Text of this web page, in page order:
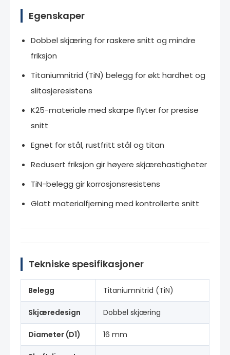
Egenskaper
Dobbel skjæring for raskere snitt og mindre
friksjon
Titaniumnitrid (TiN) belegg for økt hardhet og
slitasjeresistens
K25-materiale med skarpe flyter for presise
snitt
Egnet for stål, rustfritt stål og titan
Redusert friksjon gir høyere skjærehastigheter
TiN-belegg gir korrosjonsresistens
Glatt materialfjerning med kontrollerte snitt
Tekniske spesifikasjoner
Belegg Titaniumnitrid (TiN)
Skjæredesign Dobbel skjæring
Diameter (D1) 16 mm